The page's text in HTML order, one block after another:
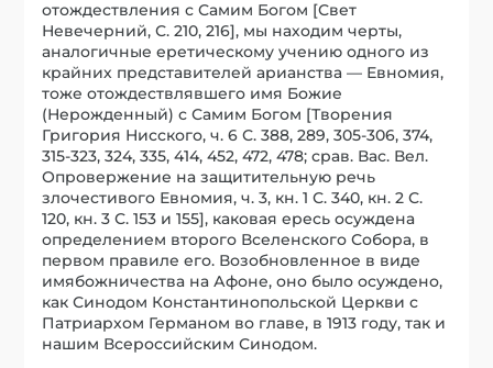
отождествления с Самим Богом [Свет
Невечерний, С. 210, 216], мы находим черты,
аналогичные еретическому учению одного из
крайних представителей арианства — Евномия,
тоже отождествлявшего имя Божие
(Нерожденный) с Самим Богом [Творения
Григория Нисского, ч. 6 С. 388, 289, 305-306, 374,
315-323, 324, 335, 414, 452, 472, 478; срав. Вас. Вел.
Опровержение на защитительную речь
злочестивого Евномия, ч. 3, кн. 1 С. 340, кн. 2 С.
120, кн. 3 С. 153 и 155], каковая ересь осуждена
определением второго Вселенского Собора, в
первом правиле его. Возобновленное в виде
имябожничества на Афоне, оно было осуждено,
как Синодом Константинопольской Церкви с
Патриархом Германом во главе, в 1913 году, так и
нашим Всероссийским Синодом.